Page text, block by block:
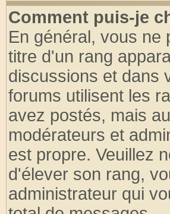
Comment puis-je
En général, vous ne
titre d'un rang
discussions et dans
forums utilisent les
avez postés, mais
modérateurs et
est propre. Veuillez
d'élever son rang,
administrateur qui